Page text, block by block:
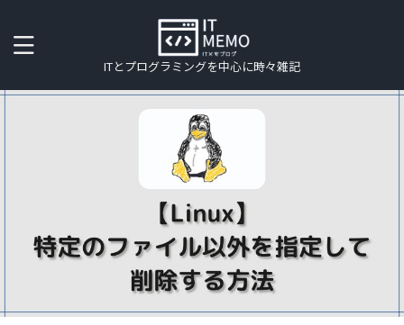
ITとプログラミングを中心に時々雑記